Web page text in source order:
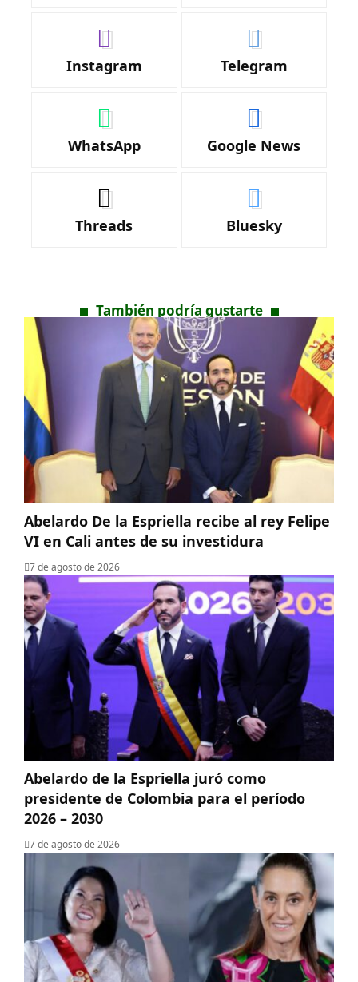
Instagram Telegram
WhatsApp Google News
Threads Bluesky
También podría gustarte
Abelardo De la Espriella recibe al rey Felipe
VI en Cali antes de su investidura
7 de agosto de 2026
Abelardo de la Espriella juró como
presidente de Colombia para el período
2026 – 2030
7 de agosto de 2026